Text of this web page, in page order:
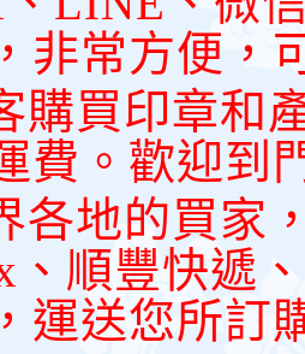
非常方便，
購買印章和
費。歡迎到
各地的買家
、順豐快遞
運送您所訂